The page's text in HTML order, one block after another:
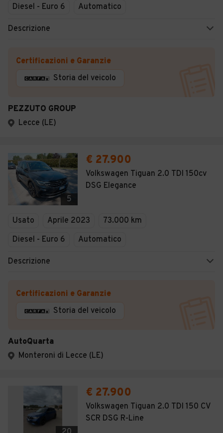
Diesel - Euro 6 Automatico
Descrizione
Certificazioni e Garanzie
Storia del veicolo
PEZZUTO GROUP
Lecce (LE)
5
€ 27.900
Volkswagen Tiguan 2.0 TDI 150cv
DSG Elegance
Usato Aprile 2023
73.000 km
Diesel - Euro 6
Automatico
Descrizione
Certificazioni e Garanzie
Storia del veicolo
AutoQuarta
Monteroni di Lecce (LE)
€ 27.900
Volkswagen Tiguan 2.0 TDI 150 CV
SCR DSG R-Line